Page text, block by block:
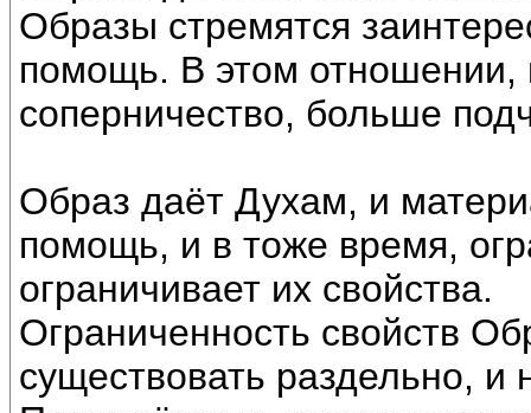
Образы стремятся
помощь. В этом
соперничество, больше
Образ даёт Духам, и
помощь, и в тоже время,
ограничивает их свойства.
Ограниченность свойств
существовать раздельно,